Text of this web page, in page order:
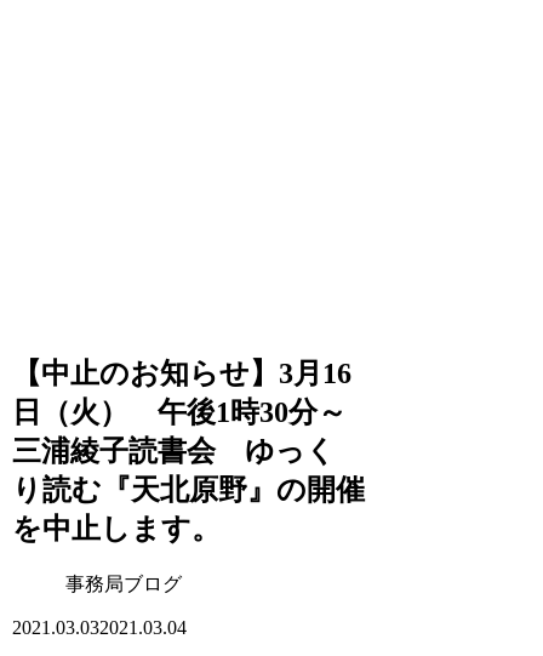
【中止のお知らせ】3月16
日（火） 午後1時30分～
三浦綾子読書会 ゆっく
り読む『天北原野』の開催
を中止します。
事務局ブログ
2021.03.032021.03.04